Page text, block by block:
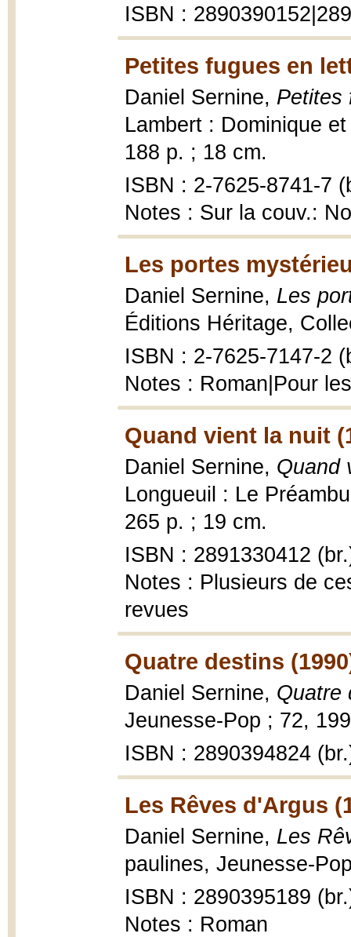
ISBN :
Petites fugues en
Daniel Sernine, Petites
Lambert : Dominique
188 p. ; 18 cm.
ISBN : 2-7625-8741-7
Notes : Sur la couv.:
Les portes
Daniel Sernine, Les
Éditions Héritage,
ISBN : 2-7625-7147-2
Notes : Roman|Pour
Quand vient la nuit
Daniel Sernine, Quand
Longueuil : Le
265 p. ; 19 cm.
ISBN : 2891330412
Notes : Plusieurs de
revues
Quatre destins
Daniel Sernine, Quatre
Jeunesse-Pop ; 72,
ISBN : 2890394824
Les Rêves d'Argus
Daniel Sernine, Les
paulines, Jeunesse-
ISBN : 2890395189
Notes : Roman